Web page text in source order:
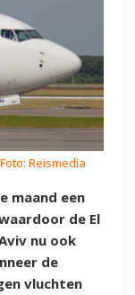
Reismedia
maand een
de El
nu ook
de
vluchten